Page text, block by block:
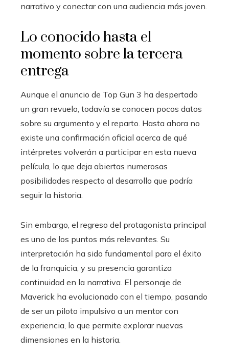
narrativo y conectar con una audiencia más joven.
Lo conocido hasta el
momento sobre la tercera
entrega
Aunque el anuncio de Top Gun 3 ha despertado
un gran revuelo, todavía se conocen pocos datos
sobre su argumento y el reparto. Hasta ahora no
existe una confirmación oficial acerca de qué
intérpretes volverán a participar en esta nueva
película, lo que deja abiertas numerosas
posibilidades respecto al desarrollo que podría
seguir la historia.
Sin embargo, el regreso del protagonista principal
es uno de los puntos más relevantes. Su
interpretación ha sido fundamental para el éxito
de la franquicia, y su presencia garantiza
continuidad en la narrativa. El personaje de
Maverick ha evolucionado con el tiempo, pasando
de ser un piloto impulsivo a un mentor con
experiencia, lo que permite explorar nuevas
dimensiones en la historia.